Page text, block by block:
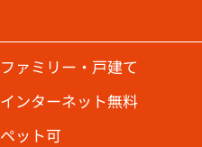
ファミリー・戸建て
インターネット無料
ペット可